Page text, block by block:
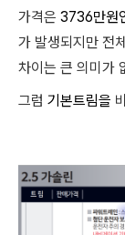
가격은 3736만원
가 발생되지만 전
차이는 큰 의미가
그럼 기본트림을